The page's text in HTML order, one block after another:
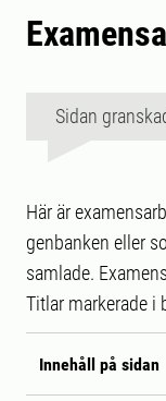
Sidan
Här är
genbanken eller
samlade.
Titlar markerade i
Innehåll på sidan